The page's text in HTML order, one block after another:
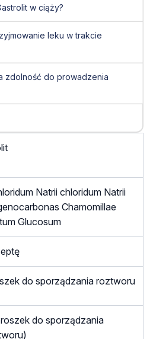
w ciąży?
leku w trakcie
zdolność do prowadzenia
Natrii chloridum Natrii
Chamomillae
Glucosum
do sporządzania roztworu
do sporządzania